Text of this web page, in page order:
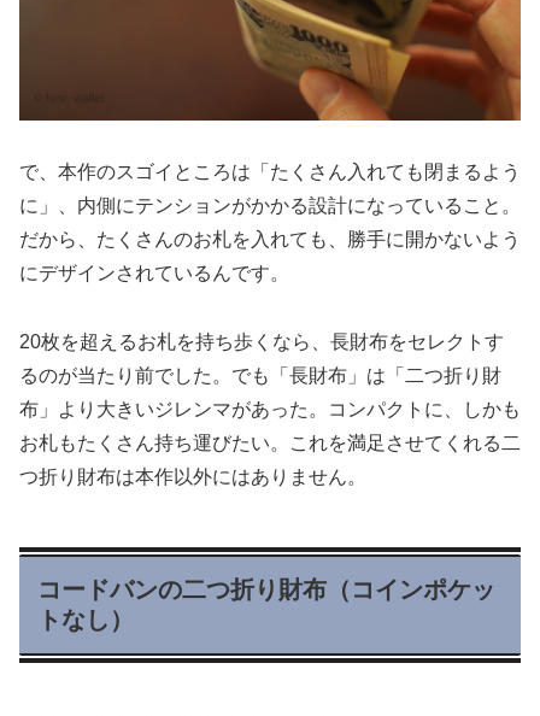
で、本作のスゴイところは「たくさん入れても閉まるよう
に」、内側にテンションがかかる設計になっていること。
だから、たくさんのお札を入れても、勝手に開かないよう
にデザインされているんです。
20枚を超えるお札を持ち歩くなら、長財布をセレクトす
るのが当たり前でした。でも「長財布」は「二つ折り財
布」より大きいジレンマがあった。コンパクトに、しかも
お札もたくさん持ち運びたい。これを満足させてくれる二
つ折り財布は本作以外にはありません。
コードバンの二つ折り財布（コインポケッ
トなし）